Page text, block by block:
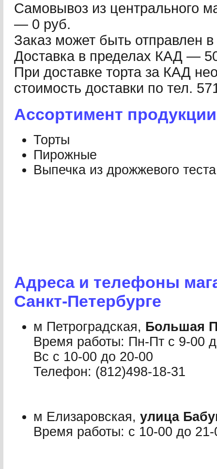
Самовывоз из центрального
— 0 руб.
Заказ может быть отправлен
Доставка в пределах КАД —
При доставке торта за КАД
стоимость доставки по тел.
Ассортимент продукции
Торты
Пирожные
Выпечка из дрожжевого теста
Адреса и телефоны
Санкт-Петербурге
м Петроградская, Большая
Время работы: Пн-Пт с 9-00
Вс с 10-00 до 20-00
Телефон: (812)498-18-31
м Елизаровская, улица
Время работы: с 10-00 до